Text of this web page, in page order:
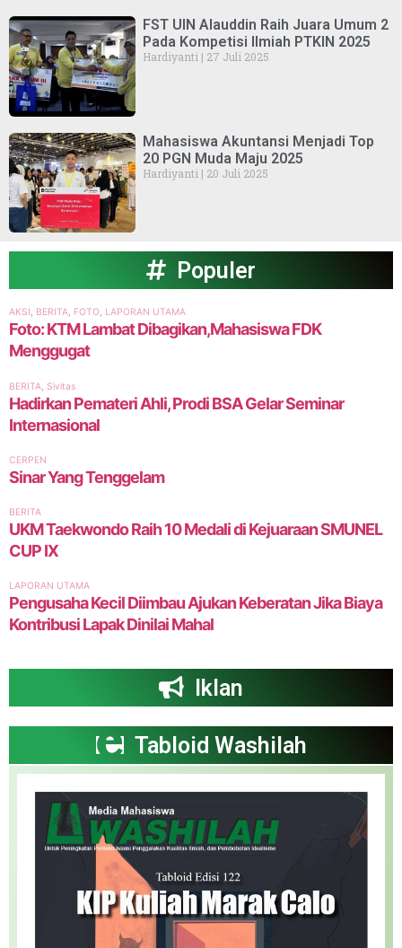
‎FST UIN Alauddin Raih Juara Umum 2
Pada Kompetisi Ilmiah PTKIN 2025 ‎
Hardiyanti 27 Juli 2025
Mahasiswa Akuntansi Menjadi Top
20 PGN Muda Maju 2025
Hardiyanti 20 Juli 2025
Populer
Iklan
Tabloid Washilah